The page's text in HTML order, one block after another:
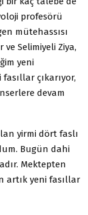
profesörü
mütehassısı
Selimiyeli Ziya,
yeni
çıkarıyor,
devam
yirmi dört faslı
Bugün dahi
Mektepten
artık yeni fasıllar